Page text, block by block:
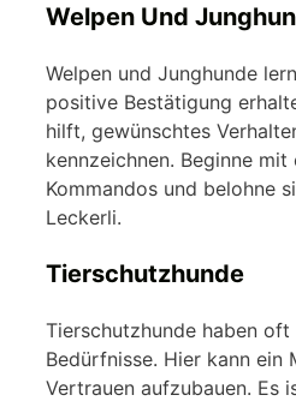
Welpen Und
Welpen und Junghunde
positive Bestätigung
hilft, gewünschtes
kennzeichnen. Beginne mit
Kommandos und belohne
Leckerli.
Tierschutzhunde
Tierschutzhunde haben oft
Bedürfnisse. Hier kann ein
Vertrauen aufzubauen. Es